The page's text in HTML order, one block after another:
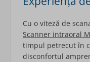
Cu o viteză de
Scanner intraoral
timpul petrecut în
disconfortul